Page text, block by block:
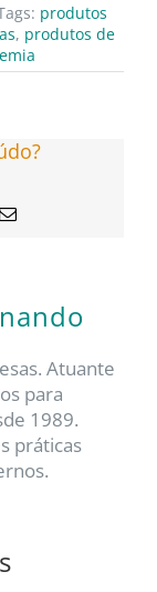
produtos
, produtos de
E-
Atuante
para
1989.
práticas